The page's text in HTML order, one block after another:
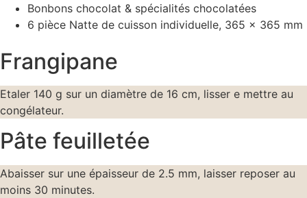
Bonbons chocolat & spécialités chocolatées
6 pièce Natte de cuisson individuelle, 365 x 365 mm
Frangipane
Etaler 140 g sur un diamètre de 16 cm, lisser e mettre au
congélateur.
Pâte feuilletée
Abaisser sur une épaisseur de 2.5 mm, laisser reposer au
moins 30 minutes.